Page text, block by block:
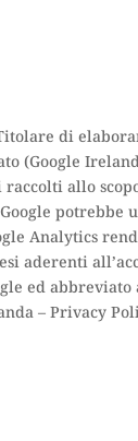
di
(Google
raccolti allo
Analytics
aderenti
ed
– Privacy